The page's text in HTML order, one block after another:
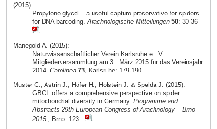
(2015):
Propylene glycol – a useful capture preservative for spiders
for DNA barcoding.Arachnologische Mitteilungen 50: 30-36
Manegold A. (2015):
Naturwissenschaftlicher Verein Karlsruhe e . V .
Mitgliederversammlung am 3 . März 2015 für das Vereinsjahr
2014. Carolinea 73, Karlsruhe: 179-190
Muster C., Astrin J., Höfer H., Holstein J. & Spelda J. (2015):
GBOL offers a comprehensive perspective on spider
mitochondrial diversity in Germany. Programme and
Abstracts 29th European Congress of Arachnology – Brno
2015, Brno: 123